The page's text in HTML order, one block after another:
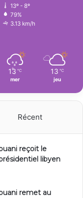
13º - 8º
79%
3.13 km/h
13 ℃
mer
13 ℃
jeu
Récent
reçoit le
libyen
remet au